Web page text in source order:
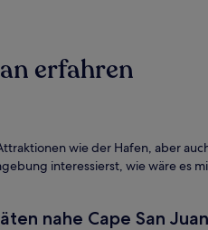
erfahren
wie der Hafen, aber
interessierst, wie wäre es
nahe Cape San Juan